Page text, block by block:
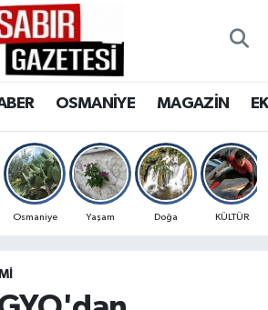
OSMANİYE MAGAZİN
Osmaniye Yaşam Doğa KÜLTÜR
Eczaneler
Yoğunluk Haritası
Durumu ve Fikstür